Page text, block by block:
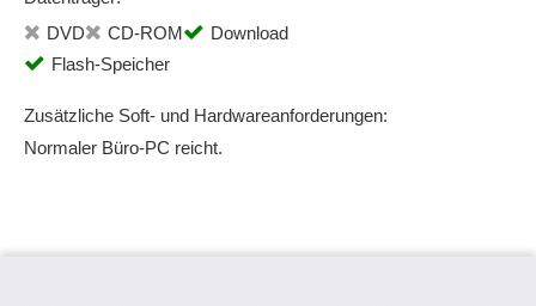
DVD
CD-ROM
Download
Flash-Speicher
Zusätzliche Soft- und Hardwareanforderungen:
Normaler Büro-PC reicht.